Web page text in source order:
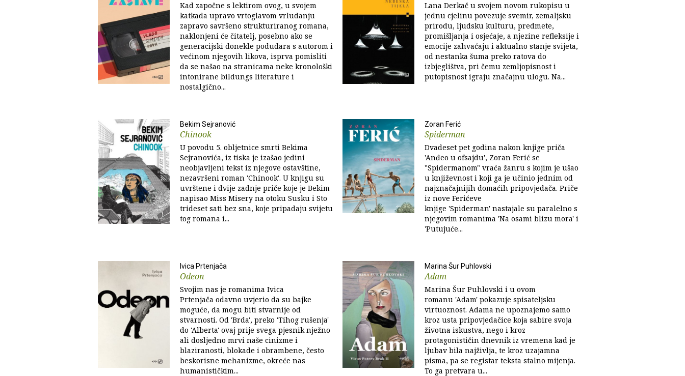
Kad započne s lektirom ovog, u svojem
katkada upravo vrtoglavom vrludanju
zapravo savršeno strukturiranog romana,
naklonjeni će čitatelj, posebno ako se
generacijski donekle podudara s autorom i
većinom njegovih likova, isprva pomisliti
da se našao na stranicama neke kronološki
intonirane bildungs literature i
nostalgično...
Lana Derkač u svojem novom rukopisu u
jednu cjelinu povezuje svemir, zemaljsku
prirodu, ljudsku kulturu, predmete,
promišljanja i osjećaje, a njezine refleksije i
emocije zahvaćaju i aktualno stanje svijeta,
od nestanka šuma preko ratova do
izbjeglištva, pri čemu zemljopisnost i
putopisnost igraju značajnu ulogu. Na...
Bekim Sejranović
Chinook
U povodu 5. obljetnice smrti Bekima
Sejranovića, iz tiska je izašao jedini
neobjavljeni tekst iz njegove ostavštine,
nezavršeni roman 'Chinook'. U knjigu su
uvrštene i dvije zadnje priče koje je Bekim
napisao Miss Misery na otoku Susku i Sto
trideset sati bez sna, koje pripadaju svijetu
tog romana i...
Zoran Ferić
Spiderman
Dvadeset pet godina nakon knjige priča
'Anđeo u ofsajdu', Zoran Ferić se
"Spidermanom" vraća žanru s kojim je ušao
u književnost i koji ga je učinio jednim od
najznačajnijih domaćih pripovjedača. Priče
iz nove Ferićeve
knjige 'Spiderman' nastajale su paralelno s
njegovim romanima 'Na osami blizu mora' i
'Putujuće...
Ivica Prtenjača
Odeon
Svojim nas je romanima Ivica
Prtenjača odavno uvjerio da su bajke
moguće, da mogu biti stvarnije od
stvarnosti. Od 'Brda', preko 'Tihog rušenja'
do 'Alberta' ovaj prije svega pjesnik nježno
ali dosljedno mrvi naše cinizme i
blaziranosti, blokade i obrambene, često
beskorisne mehanizme, okreće nas
humanističkim...
Marina Šur Puhlovski
Adam
Marina Šur Puhlovski i u ovom
romanu 'Adam' pokazuje spisateljsku
virtuoznost. Adama ne upoznajemo samo
kroz usta pripovjedačice koja sabire svoja
životna iskustva, nego i kroz
protagonističin dnevnik iz vremena kad je
ljubav bila najživlja, te kroz uzajamna
pisma, pa se registar teksta stalno mijenja.
To ga pretvara u...